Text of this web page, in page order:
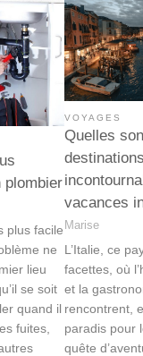
plombier
plus facile
ne
lieu
se soit
quand il
fuites,
VOYAGES
Quelles
vacances
Marise
L’Italie, ce
facettes, où
et la
rencontrent,
paradis pour
quête